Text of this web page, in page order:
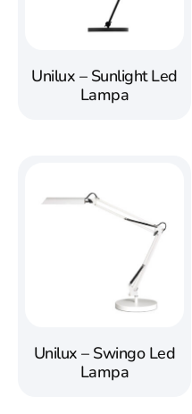
Unilux – Sunlight Led
Lampa
Unilux – Swingo Led
Lampa